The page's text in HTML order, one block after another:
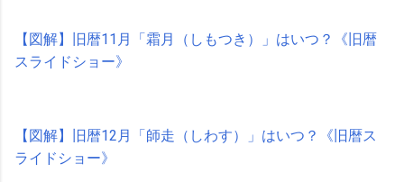
【図解】旧暦11月「霜月（しもつき）」はいつ？《旧暦
スライドショー》
【図解】旧暦12月「師走（しわす）」はいつ？《旧暦ス
ライドショー》